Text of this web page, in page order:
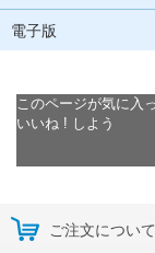
電子版
このページが気に入
いいね ! しよう
ご注文について